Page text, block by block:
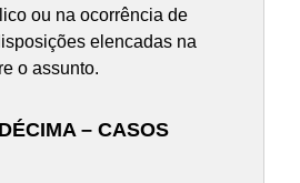
ou na ocorrência de
elencadas na
o assunto.
– CASOS